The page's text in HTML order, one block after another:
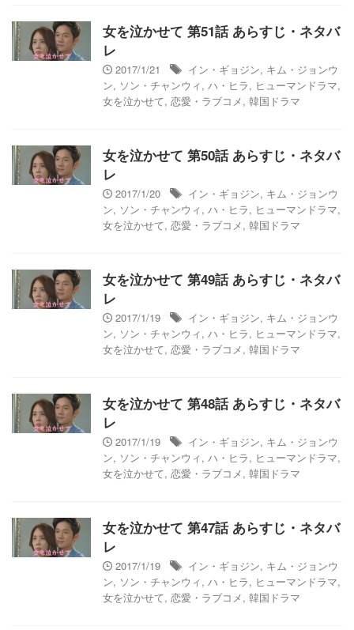
女を泣かせて 第51話 あらすじ・ネタバ
レ
2017/1/21 イン・ギョジン, キム・ジョンウ
ン, ソン・チャンウィ, ハ・ヒラ, ヒューマンドラマ,
女を泣かせて, 恋愛・ラブコメ, 韓国ドラマ
女を泣かせて 第50話 あらすじ・ネタバ
レ
2017/1/20 イン・ギョジン, キム・ジョンウ
ン, ソン・チャンウィ, ハ・ヒラ, ヒューマンドラマ,
女を泣かせて, 恋愛・ラブコメ, 韓国ドラマ
女を泣かせて 第49話 あらすじ・ネタバ
レ
2017/1/19 イン・ギョジン, キム・ジョンウ
ン, ソン・チャンウィ, ハ・ヒラ, ヒューマンドラマ,
女を泣かせて, 恋愛・ラブコメ, 韓国ドラマ
女を泣かせて 第48話 あらすじ・ネタバ
レ
2017/1/19 イン・ギョジン, キム・ジョンウ
ン, ソン・チャンウィ, ハ・ヒラ, ヒューマンドラマ,
女を泣かせて, 恋愛・ラブコメ, 韓国ドラマ
女を泣かせて 第47話 あらすじ・ネタバ
レ
2017/1/19 イン・ギョジン, キム・ジョンウ
ン, ソン・チャンウィ, ハ・ヒラ, ヒューマンドラマ,
女を泣かせて, 恋愛・ラブコメ, 韓国ドラマ